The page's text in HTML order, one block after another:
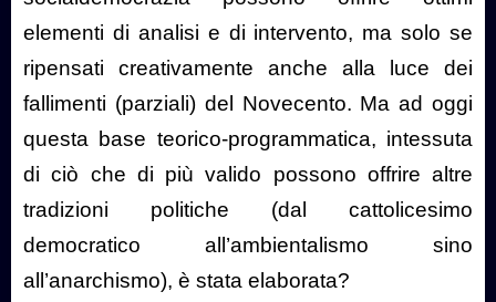
elementi di analisi e di intervento, ma solo se
ripensati creativamente anche alla luce dei
fallimenti (parziali) del Novecento. Ma ad oggi
questa base teorico-programmatica, intessuta
di ciò che di più valido possono offrire altre
tradizioni politiche (dal cattolicesimo
democratico all’ambientalismo sino
all’anarchismo), è stata elaborata?